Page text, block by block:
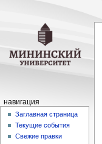
навигация
Заглавная страница
Текущие события
Свежие правки